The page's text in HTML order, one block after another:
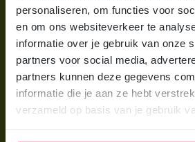
personaliseren, om functies voor
en om ons websiteverkeer te
informatie over je gebruik van onze
partners voor social media,
partners kunnen deze gegevens
informatie die je aan ze hebt
verzameld op basis van je gebruik
Hoe vind ik gastkinderen?
Trainingen & cursussen
Gastouder worden
Gastouder worden